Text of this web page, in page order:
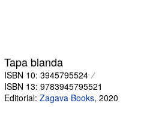
Tapa blanda
ISBN 10: 3945795524
ISBN 13: 9783945795521
Editorial: Zagava Books, 2020